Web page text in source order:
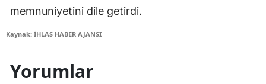
memnuniyetini dile getirdi.
Kaynak: İHLAS HABER AJANSI
Yorumlar